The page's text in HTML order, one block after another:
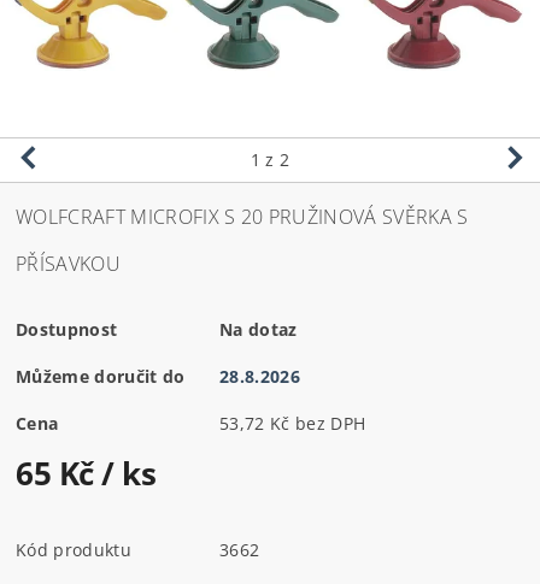
1 z 2
WOLFCRAFT MICROFIX S 20 PRUŽINOVÁ SVĚRKA S
PŘÍSAVKOU
Dostupnost Na dotaz
Můžeme doručit do 28.8.2026
Cena 53,72 Kč bez DPH
65 Kč/ ks
Kód produktu
3662